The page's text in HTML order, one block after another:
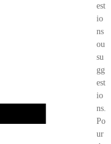
est
io
ns
ou
su
gg
est
io
ns.
Po
ur